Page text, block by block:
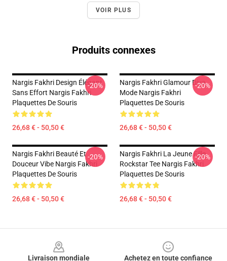
VOIR PLUS
Produits connexes
Nargis Fakhri Design Élégant
Sans Effort Nargis Fakhri
Plaquettes De Souris
26,68 € - 50,50 €
-20%
Nargis Fakhri Glamour Diva
Mode Nargis Fakhri
Plaquettes De Souris
26,68 € - 50,50 €
-20%
Nargis Fakhri Beauté Et
Douceur Vibe Nargis Fakhri
Plaquettes De Souris
26,68 € - 50,50 €
-20%
Nargis Fakhri La Jeune Fille
Rockstar Tee Nargis Fakhri
Plaquettes De Souris
26,68 € - 50,50 €
-20%
Livraison mondiale
Achetez en toute confiance